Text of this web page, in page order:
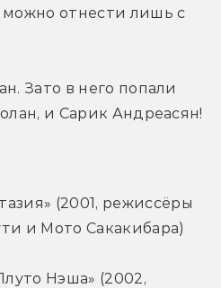
можно отнести лишь с
Зато в него попали
и Сарик Андреасян!
(2001, режиссёры
и Мото Сакакибара)
Нэша» (2002,